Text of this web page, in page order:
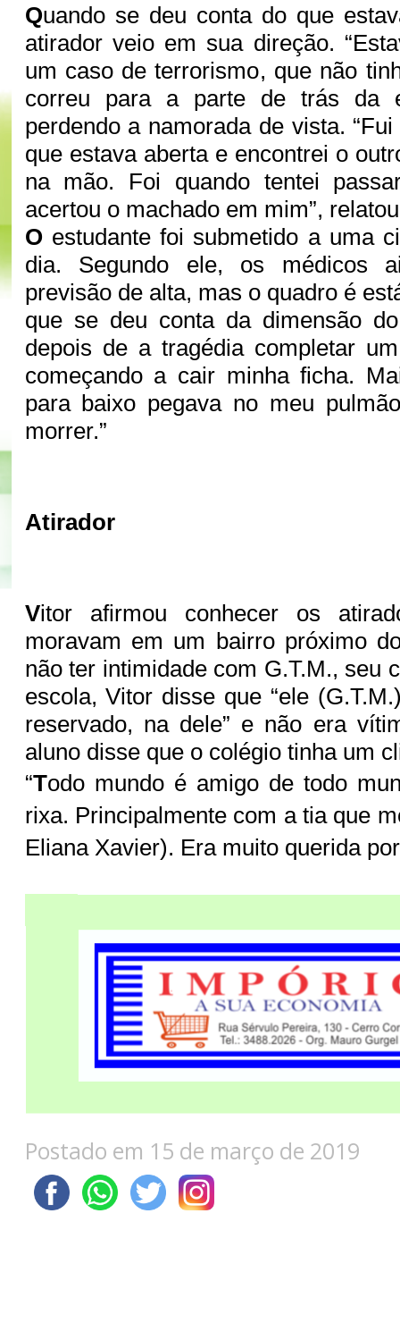
Quando se deu conta do que
atirador veio em sua direção.
um caso de terrorismo, que não
correu para a parte de trás da
perdendo a namorada de vista.
que estava aberta e encontrei o
na mão. Foi quando tentei
acertou o machado em mim”,
O estudante foi submetido a uma
dia. Segundo ele, os médicos
previsão de alta, mas o quadro é
que se deu conta da dimensão
depois de a tragédia completar
começando a cair minha ficha.
para baixo pegava no meu
morrer.”
Atirador
Vitor afirmou conhecer os
moravam em um bairro próximo
não ter intimidade com G.T.M., seu
escola, Vitor disse que “ele
reservado, na dele” e não era
aluno disse que o colégio tinha um
“Todo mundo é amigo de todo
rixa. Principalmente com a tia que
Eliana Xavier). Era muito querida
Postado em 15 de março de 2019